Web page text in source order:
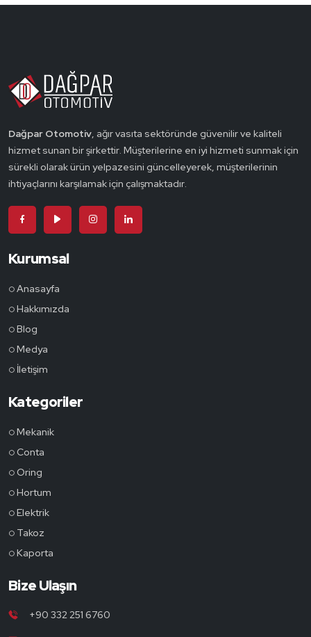
Dağpar Otomotiv, ağır vasıta sektöründe güvenilir ve kaliteli
hizmet sunan bir şirkettir. Müşterilerine en iyi hizmeti sunmak için
sürekli olarak ürün yelpazesini güncelleyerek, müşterilerinin
ihtiyaçlarını karşılamak için çalışmaktadır.
Kurumsal
Anasayfa
Hakkımızda
Blog
Medya
İletişim
Kategoriler
Mekanik
Conta
Oring
Hortum
Elektrik
Takoz
Kaporta
Bize Ulaşın
+90 332 251 6760